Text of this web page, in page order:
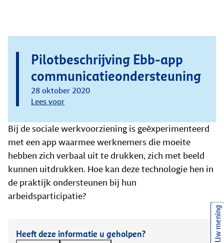
Pilotbeschrijving Ebb-app
communicatieondersteuning
28 oktober 2020
Lees voor
Bij de sociale werkvoorziening is geëxperimenteerd
met een app waarmee werknemers die moeite
hebben zich verbaal uit te drukken, zich met beeld
kunnen uitdrukken. Hoe kan deze technologie hen in
de praktijk ondersteunen bij hun
arbeidsparticipatie?
Heeft deze informatie u geholpen? Uw mening